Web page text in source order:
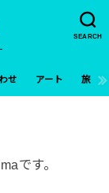
SEARCH
せ アート 旅
です。